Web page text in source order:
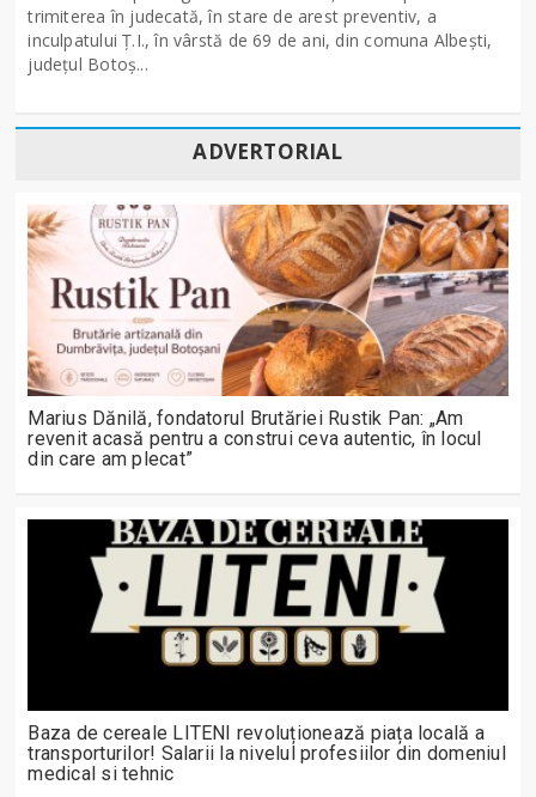
trimiterea în judecată, în stare de arest preventiv, a
inculpatului Ț.I., în vârstă de 69 de ani, din comuna Albești,
județul Botoș...
ADVERTORIAL
Marius Dănilă, fondatorul Brutăriei Rustik Pan: „Am
revenit acasă pentru a construi ceva autentic, în locul
din care am plecat”
Baza de cereale LITENI revoluționează piața locală a
transporturilor! Salarii la nivelul profesiilor din domeniul
medical si tehnic